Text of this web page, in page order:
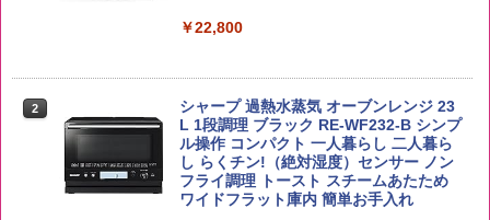
5kg 長野県産 令和7年産
￥3,980
￥4,358
2
角瓶 2700ml サントリー ウイスキー ハ
イボール 大容量
￥6,063
麺 小腹 インスタント アウトドアにも ロ
ーリングストック 大人買い おやつカン
パニー
￥1,288
￥22,800
2
シャープ 過熱水蒸気 オーブンレンジ 23
L 1段調理 ブラック RE-WF232-B シンプ
ル操作 コンパクト 一人暮らし 二人暮ら
し らくチン!（絶対湿度）センサー ノン
フライ調理 トースト スチームあたため
ワイドフラット庫内 簡単お手入れ